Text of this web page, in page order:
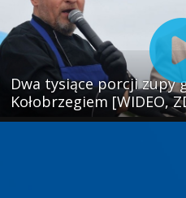
Dwa tysiące porcji zupy
Kołobrzegiem [WIDEO,